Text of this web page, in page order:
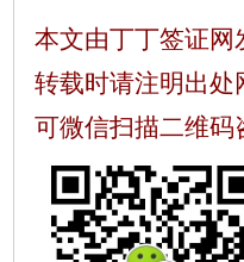
本文由丁丁签证网
转载时请注明出处
可微信扫描二维码